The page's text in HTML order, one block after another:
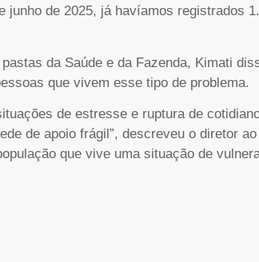
junho de 2025, já havíamos registrados
da Saúde e da Fazenda, Kimati
que vivem esse tipo de problema.
de estresse e ruptura de
de apoio frágil”, descreveu o diretor
que vive uma situação de